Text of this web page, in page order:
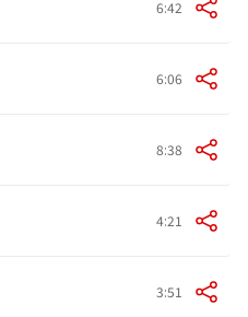
6:42
6:06
8:38
4:21
3:51